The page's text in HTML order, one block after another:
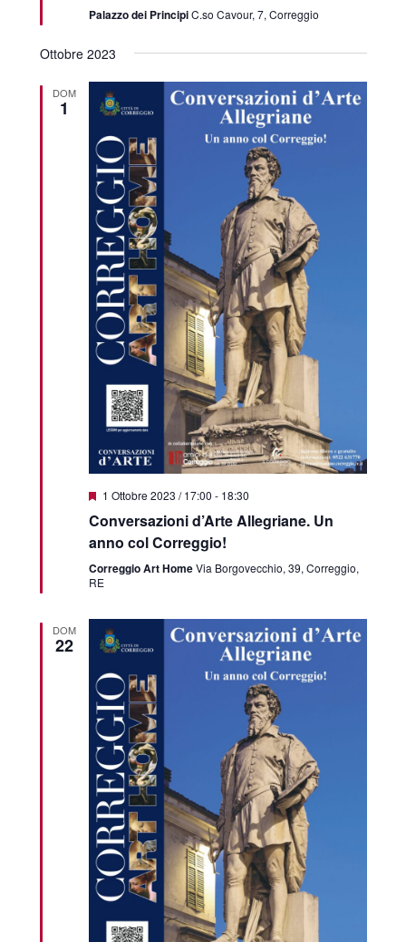
Palazzo dei PrincipiC.so Cavour, 7, Correggio
Ottobre 2023
DOM
1
Featured
1 Ottobre 2023 / 17:00 - 18:30
Conversazioni d’Arte Allegriane. Un
anno col Correggio!
Correggio Art HomeVia Borgovecchio, 39, Correggio,
RE
DOM
22